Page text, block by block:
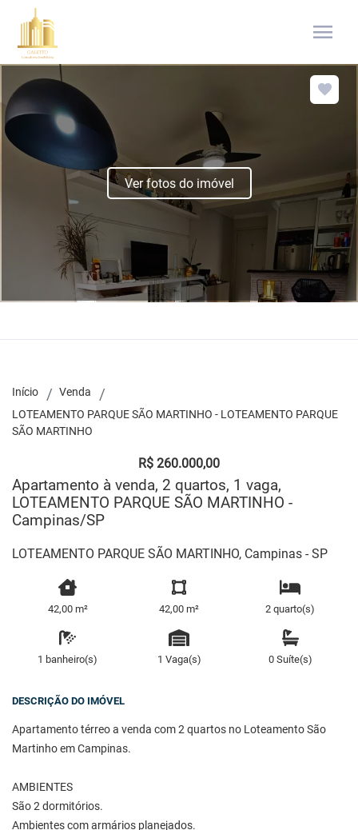
menu
Ver fotos do imóvel
Início
Venda
LOTEAMENTO PARQUE SÃO MARTINHO - LOTEAMENTO PARQUE
SÃO MARTINHO
R$ 260.000,00
Apartamento à venda, 2 quartos, 1 vaga,
LOTEAMENTO PARQUE SÃO MARTINHO -
Campinas/SP
LOTEAMENTO PARQUE SÃO MARTINHO, Campinas - SP
42,00 m² 42,00 m² 2 quarto(s)
1 banheiro(s) 1 Vaga(s) 0 Suíte(s)
DESCRIÇÃO DO IMÓVEL
Apartamento térreo a venda com 2 quartos no Loteamento São
Martinho em Campinas.
AMBIENTES
São 2 dormitórios.
Ambientes com armários planejados.